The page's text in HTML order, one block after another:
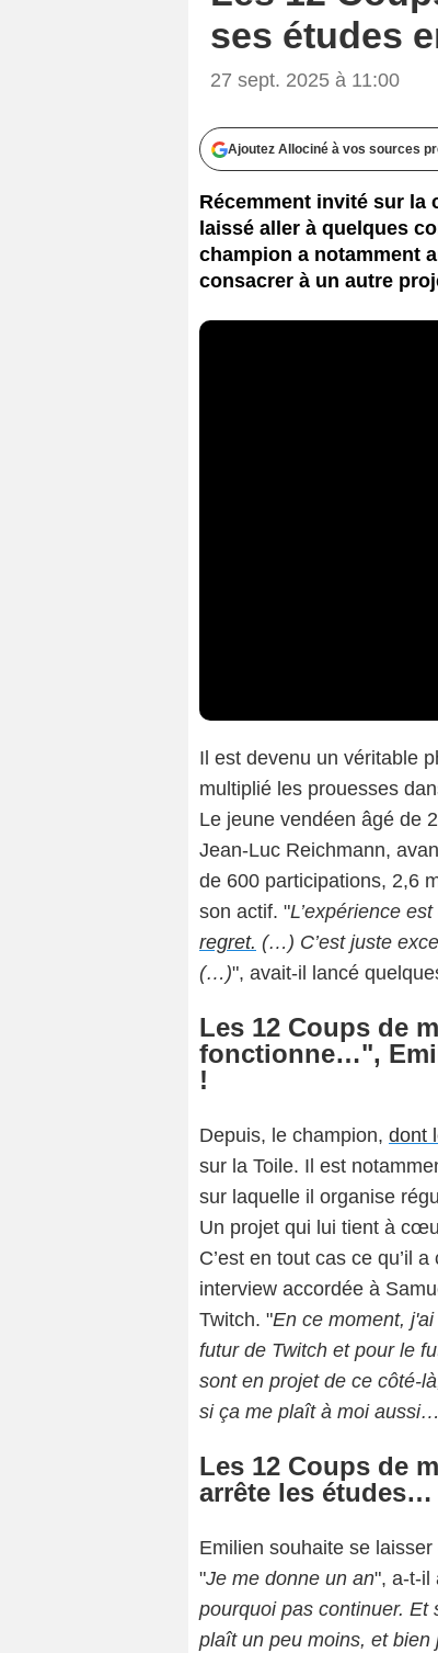
ses études
27 sept. 2025 à 11:00
Ajoutez Allociné à vos sources
Récemment invité sur la
laissé aller à quelques
champion a notamment
consacrer à un autre
Il est devenu un véritable
multiplié les prouesses
Le jeune vendéen âgé de
Jean-Luc Reichmann,
de 600 participations, 2,6
son actif. "L’expérience
regret. (…) C’est juste
(…)", avait-il lancé
Les 12 Coups de
fonctionne…",
!
Depuis, le champion, dont
sur la Toile. Il est
sur laquelle il organise
Un projet qui lui tient à
C’est en tout cas ce qu’il
interview accordée à
Twitch. "En ce moment,
futur de Twitch et pour le
sont en projet de ce côté-
si ça me plaît à moi aussi…
Les 12 Coups de
arrête les études…
Emilien souhaite se
"Je me donne un an", a-t-il
pourquoi pas continuer. Et
plaît un peu moins, et